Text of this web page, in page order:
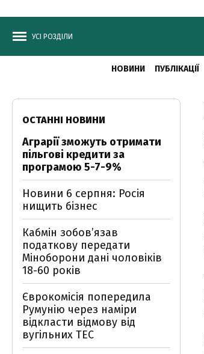
УСІ РОЗДІЛИ
НОВИНИ ПУБЛІКАЦІЇ
ОСТАННІ НОВИНИ
Аграрії зможуть отримати
пільгові кредити за
програмою 5-7-9%
Новини 6 серпня: Росія
нищить бізнес
Кабмін зобовʼязав
податкову передати
Міноборони дані чоловіків
18-60 років
Єврокомісія попередила
Румунію через наміри
відкласти відмову від
вугільних ТЕС